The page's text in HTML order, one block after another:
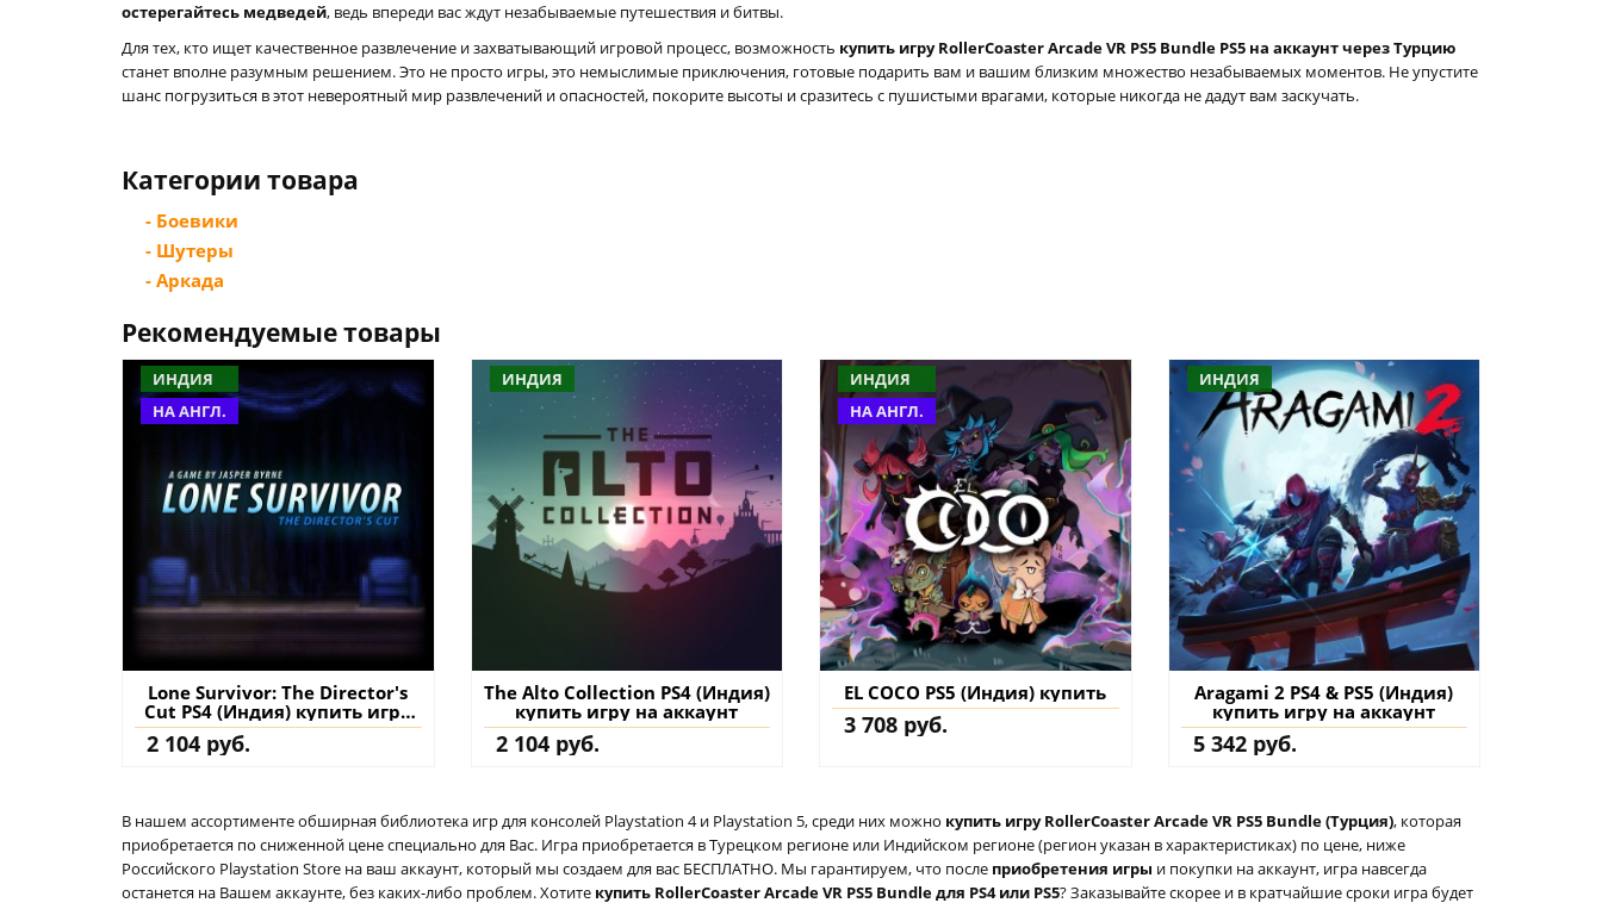
остерегайтесь медведей, ведь впереди вас ждут незабываемые путешествия и битвы.
Для тех, кто ищет качественное развлечение и захватывающий игровой процесс, возможность купить игру RollerCoaster Arcade VR PS5 Bundle PS5 на аккаунт через Турцию
станет вполне разумным решением. Это не просто игры, это немыслимые приключения, готовые подарить вам и вашим близким множество незабываемых моментов. Не упустите
шанс погрузиться в этот невероятный мир развлечений и опасностей, покорите высоты и сразитесь с пушистыми врагами, которые никогда не дадут вам заскучать.
Категории товара
- Боевики
- Шутеры
- Аркада
Рекомендуемые товары
ИНДИЯ
НА АНГЛ.
Lone Survivor: The Director's
Cut PS4 (Индия) купить игру
на аккаунт
2 104 руб.
ИНДИЯ
The Alto Collection PS4 (Индия)
купить игру на аккаунт
2 104 руб.
ИНДИЯ
НА АНГЛ.
EL COCO PS5 (Индия) купить
3 708 руб.
ИНДИЯ
Aragami 2 PS4 & PS5 (Индия)
купить игру на аккаунт
5 342 руб.
В нашем ассортименте обширная библиотека игр для консолей Playstation 4 и Playstation 5, среди них можно купить игру RollerCoaster Arcade VR PS5 Bundle (Турция), которая
приобретается по сниженной цене специально для Вас. Игра приобретается в Турецком регионе или Индийском регионе (регион указан в характеристиках) по цене, ниже
Российского Playstation Store на ваш аккаунт, который мы создаем для вас БЕСПЛАТНО. Мы гарантируем, что после приобретения игры и покупки на аккаунт, игра навсегда
останется на Вашем аккаунте, без каких-либо проблем. Хотите купить RollerCoaster Arcade VR PS5 Bundle для PS4 или PS5? Заказывайте скорее и в кратчайшие сроки игра будет